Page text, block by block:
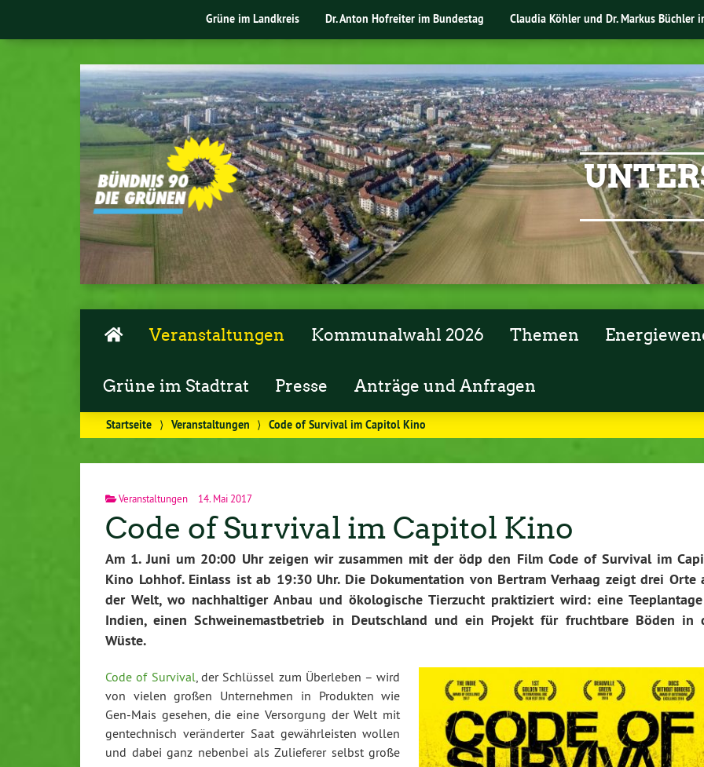
Grüne im Landkreis Dr. Anton Hofreiter im Bundestag Claudia Köhler und Dr. Markus Büchler
Veranstaltungen Kommunalwahl 2026 Themen
Grüne im Stadtrat Presse Anträge und Anfragen
Startseite ⟩ Veranstaltungen ⟩ Code of Survival im Capitol Kino
Veranstaltungen 14. Mai 2017
Code of Survival im Capitol Kino
Am 1. Juni um 20:00 Uhr zeigen wir zusammen mit der ödp den Film Code of Survival im
Kino Lohhof. Einlass ist ab 19:30 Uhr. Die Dokumentation von Bertram Verhaag zeigt drei Orte
der Welt, wo nachhaltiger Anbau und ökologische Tierzucht praktiziert wird: eine
Indien, einen Schweinemastbetrieb in Deutschland und ein Projekt für fruchtbare Böden in
Wüste.
Code of Survival , der Schlüssel zum Überleben – wird
von vielen großen Unternehmen in Produkten wie
Gen-Mais gesehen, die eine Versorgung der Welt mit
gentechnisch veränderter Saat gewährleisten wollen
und dabei ganz nebenbei als Zulieferer selbst große